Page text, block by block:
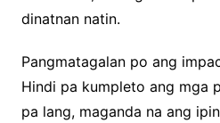
dinatnan natin.
Pangmatagalan po ang
Hindi pa kumpleto ang mga
pa lang, maganda na ang